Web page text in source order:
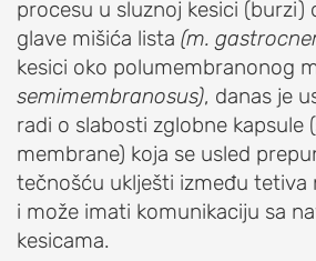
I
OBOLJENJA
RAMENA
Sindrom
bolnog
ramena
(impindžment,
burzitis)
procesu u sluznoj kesici (burzi)
glave mišića lista (m.
kesici oko polumembranonog
semimembranosus), danas je
radi o slabosti zglobne kapsule
membrane) koja se usled
tečnošću uklješti između tetiva
i može imati komunikaciju sa
kesicama.